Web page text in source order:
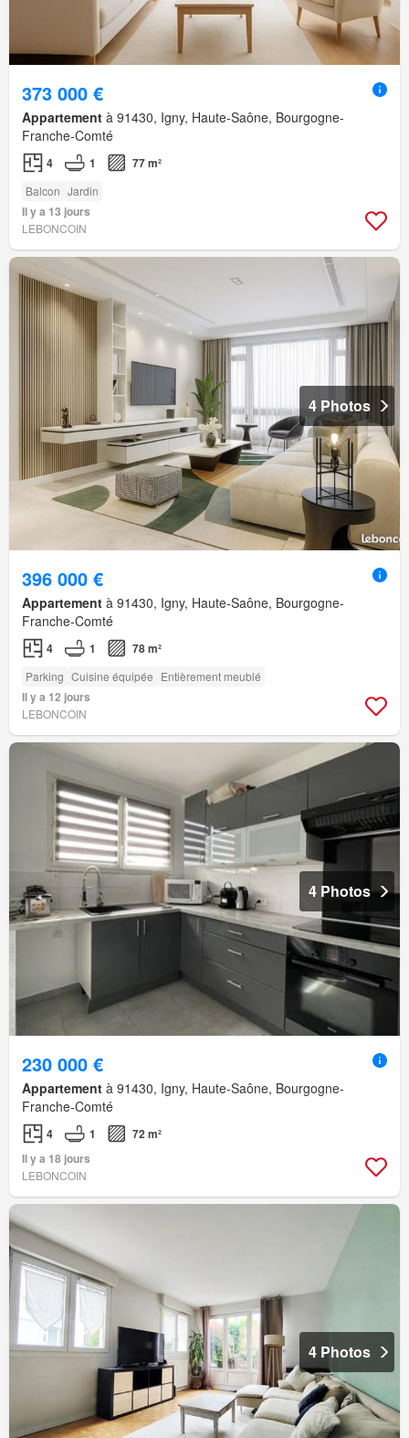
373 000 €
Appartement à 91430, Igny, Haute-Saône, Bourgogne-
Franche-Comté
4 1 77 m²
Balcon Jardin
Il y a 13 jours
LEBONCOIN
4 Photos
396 000 €
Appartement à 91430, Igny, Haute-Saône, Bourgogne-
Franche-Comté
4 1 78 m²
Parking Cuisine équipée Entièrement meublé
Il y a 12 jours
LEBONCOIN
4 Photos
230 000 €
Appartement à 91430, Igny, Haute-Saône, Bourgogne-
Franche-Comté
4 1
72 m²
Il y a 18 jours
LEBONCOIN
4 Photos